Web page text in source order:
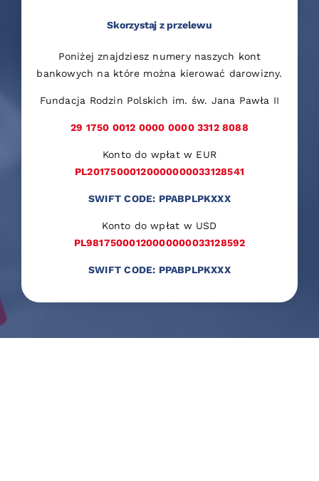
Skorzystaj z przelewu
Poniżej znajdziesz numery naszych kont
bankowych na które można kierować darowizny.
Fundacja Rodzin Polskich im. św. Jana Pawła II
29 1750 0012 0000 0000 3312 8088
Konto do wpłat w EUR
PL20175000120000000033128541
SWIFT CODE: PPABPLPKXXX
Konto do wpłat w USD
PL98175000120000000033128592
SWIFT CODE: PPABPLPKXXX